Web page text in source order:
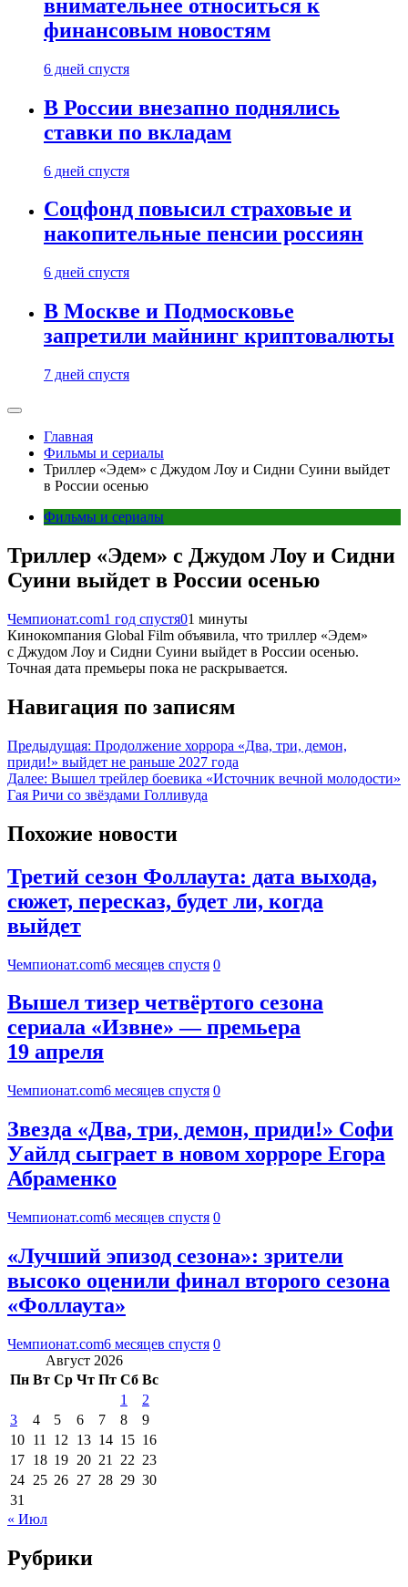
внимательнее относиться к
финансовым новостям
6 дней спустя
В России внезапно поднялись
ставки по вкладам
6 дней спустя
Соцфонд повысил страховые и
накопительные пенсии россиян
6 дней спустя
В Москве и Подмосковье
запретили майнинг криптовалюты
7 дней спустя
Главная
Фильмы и сериалы
Триллер «Эдем» с Джудом Лоу и Сидни Суини выйдет
в России осенью
Фильмы и сериалы
Триллер «Эдем» с Джудом Лоу и Сидни
Суини выйдет в России осенью
Чемпионат.com1 год спустя01 минуты
Кинокомпания Global Film объявила, что триллер «Эдем»
с Джудом Лоу и Сидни Суини выйдет в России осенью.
Точная дата премьеры пока не раскрывается.
Навигация по записям
Предыдущая: Продолжение хоррора «Два, три, демон,
приди!» выйдет не раньше 2027 года
Далее: Вышел трейлер боевика «Источник вечной молодости»
Гая Ричи со звёздами Голливуда
Похожие новости
Третий сезон Фоллаута: дата выхода,
сюжет, пересказ, будет ли, когда
выйдет
Чемпионат.com6 месяцев спустя 0
Вышел тизер четвёртого сезона
сериала «Извне» — премьера
19 апреля
Чемпионат.com6 месяцев спустя 0
Звезда «Два, три, демон, приди!» Софи
Уайлд сыграет в новом хорроре Егора
Абраменко
Чемпионат.com6 месяцев спустя 0
«Лучший эпизод сезона»: зрители
высоко оценили финал второго сезона
«Фоллаута»
Чемпионат.com6 месяцев спустя 0
Август 2026
Пн Вт Ср Чт Пт Сб Вс
1
2
3
4 5 6 7 8
9
10 11 12 13 14 15 16
17 18 19 20 21 22 23
24 25 26 27 28 29 30
31
« Июл
Рубрики